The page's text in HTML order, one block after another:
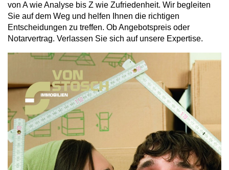
von A wie Analyse bis Z wie Zufriedenheit. Wir begleiten
Sie auf dem Weg und helfen Ihnen die richtigen
Entscheidungen zu treffen. Ob Angebotspreis oder
Notarvertrag. Verlassen Sie sich auf unsere Expertise.